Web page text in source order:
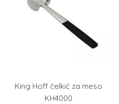
King Hoff čelkić za meso
KH4000